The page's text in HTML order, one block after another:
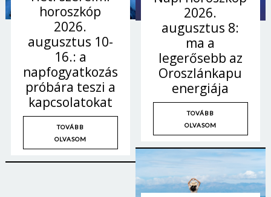
horoszkóp
2026.
augusztus 10-
16.: a
napfogyatkozás
próbára teszi a
kapcsolatokat
TOVÁBB
OLVASOM
2026.
augusztus 8:
ma a
legerősebb az
Oroszlánkapu
energiája
TOVÁBB
OLVASOM